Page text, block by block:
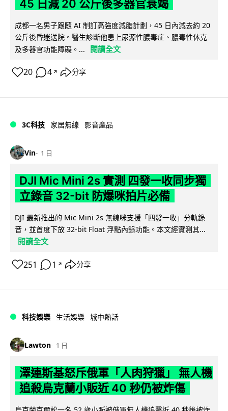
45 日減 20 公斤後多器官衰竭
成都一名男子跟隨 AI 制訂高強度減脂計劃，45 日內減去約 20
公斤後昏迷送院。醫生診斷他患上尿源性膿毒症、膿毒性休克
及多器官功能障礙。...
閱讀全文
20 4 ↗ 分享
3C科技 家居無線 影音產品
Vin 1 日
DJI Mic Mini 2s 實測 四發一收同步獨
立錄音 32-bit 防爆咪拍片必備
DJI 最新推出的 Mic Mini 2s 無線咪支援「四發一收」分軌錄
音，並首度下放 32-bit Float 浮點內錄功能。本文經實測其...
閱讀全文
251 1 ↗ 分享
科技娛樂 生活娛樂 城中熱話
Lawton 1 日
澤連斯基怒斥俄軍「人肉狩獵」 無人機
追殺烏克蘭小販近 40 秒仍被炸傷